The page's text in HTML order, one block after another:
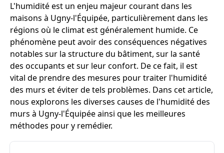
L'humidité est un enjeu majeur courant dans les
maisons à Ugny-l'Équipée, particulièrement dans les
régions où le climat est généralement humide. Ce
phénomène peut avoir des conséquences négatives
notables sur la structure du bâtiment, sur la santé
des occupants et sur leur confort. De ce fait, il est
vital de prendre des mesures pour traiter l'humidité
des murs et éviter de tels problèmes. Dans cet article,
nous explorons les diverses causes de l'humidité des
murs à Ugny-l'Équipée ainsi que les meilleures
méthodes pour y remédier.